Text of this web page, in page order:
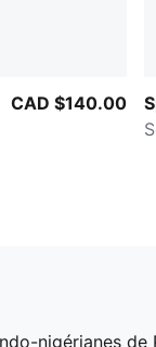
CAD $140.00
nigérianes